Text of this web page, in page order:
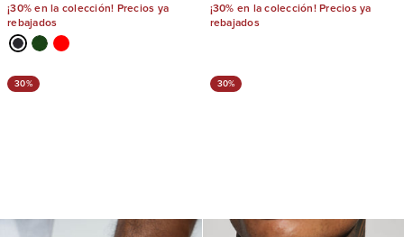
¡30% en la colección! Precios ya
rebajados
¡30% en la colección! Precios ya
rebajados
30% 30%